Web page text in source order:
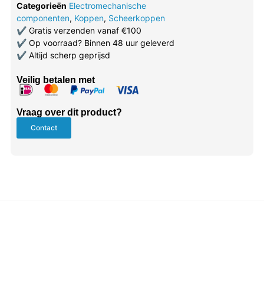
Categorieën Electromechanische
componenten, Koppen, Scheerkoppen
✔Gratis verzenden vanaf €100
✔Op voorraad? Binnen 48 uur geleverd
✔Altijd scherp geprijsd
Veilig betalen met
Vraag over dit product?
Contact